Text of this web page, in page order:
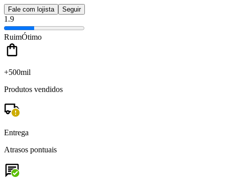
Fale com lojista Seguir
1.9
RuimÓtimo
+500mil
Produtos vendidos
Entrega
Atrasos pontuais